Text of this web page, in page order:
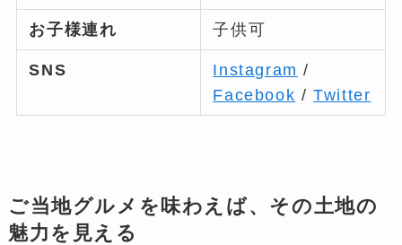
お子様連れ 子供可
SNS Instagram /
Facebook /Twitter
ご当地グルメを味わえば、その土地の
魅力を見える